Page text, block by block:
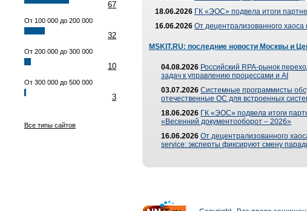
67
От 100 000 до 200 000
32
От 200 000 до 300 000
10
От 300 000 до 500 000
3
Все типы сайтов
18.06.2026 ГК «ЭОС» подвела итоги
16.06.2026 От децентрализованного
MSKIT.RU: последние новости Москвы и
04.08.2026 Российский RPA-рынок
задач к управлению процессами и AI
03.07.2026 Системные программисты
отечественные ОС для встроенных
18.06.2026 ГК «ЭОС» подвела итоги
«Весенний документооборот – 2026»
16.06.2026 От децентрализованного
service: эксперты фиксируют смену